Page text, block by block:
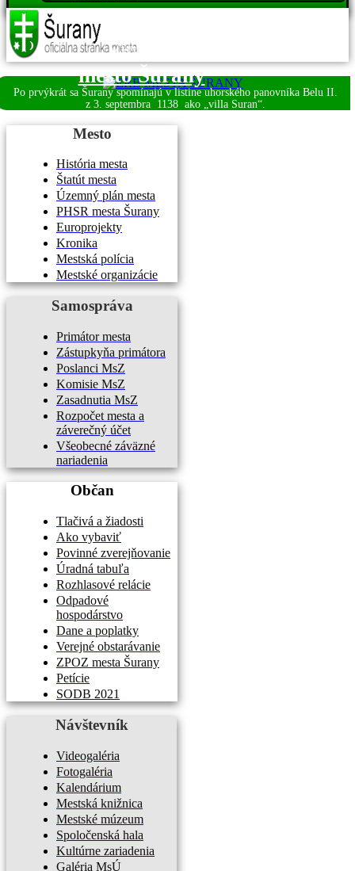
Víta vás
mesto Šurany
Po prvýkrát sa Šurany spomínajú v listine uhorského panovníka Belu II.
z 3. septembra 1138 ako „villa Suran“.
Mesto
História mesta
Štatút mesta
Územný plán mesta
PHSR mesta Šurany
Europrojekty
Kronika
Mestská polícia
Mestské organizácie
Samospráva
Primátor mesta
Zástupkyňa primátora
Poslanci MsZ
Komisie MsZ
Zasadnutia MsZ
Rozpočet mesta a
záverečný účet
Všeobecné záväzné
nariadenia
Občan
Tlačivá a žiadosti
Ako vybaviť
Povinné zverejňovanie
Úradná tabuľa
Rozhlasové relácie
Odpadové
hospodárstvo
Dane a poplatky
Verejné obstarávanie
ZPOZ mesta Šurany
Petície
SODB 2021
Návštevník
Videogaléria
Fotogaléria
Kalendárium
Mestská knižnica
Mestské múzeum
Spoločenská hala
Kultúrne zariadenia
Galéria MsÚ